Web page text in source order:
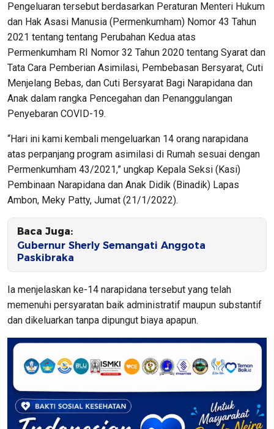
Pengeluaran tersebut berdasarkan Peraturan Menteri Hukum
dan Hak Asasi Manusia (Permenkumham) Nomor 43 Tahun
2021 tentang tentang Perubahan Kedua atas
Permenkumham RI Nomor 32 Tahun 2020 tentang Syarat dan
Tata Cara Pemberian Asimilasi, Pembebasan Bersyarat, Cuti
Menjelang Bebas, dan Cuti Bersyarat Bagi Narapidana dan
Anak dalam rangka Pencegahan dan Penanggulangan
Penyebaran COVID-19.
“Hari ini kami kembali mengeluarkan 14 orang narapidana
atas perpanjang program asimilasi di Rumah sesuai dengan
Permenkumham 43/2021,” ungkap Kepala Seksi (Kasi)
Pembinaan Narapidana dan Anak Didik (Binadik) Lapas
Ambon, Meky Patty, Jumat (21/1/2022).
Baca Juga:
Gubernur Sherly Semangati Anggota
Paskibraka
Ia menjelaskan ke-14 narapidana tersebut yang telah
memenuhi persyaratan baik administratif maupun substantif
dan dikeluarkan tanpa dipungut biaya apapun.